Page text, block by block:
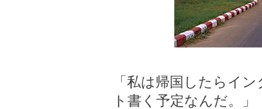
「私は帰国したらイ
ト書く予定なんだ。」